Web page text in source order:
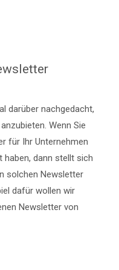
darüber nachgedacht,
Wenn Sie
für Ihr Unternehmen
dann stellt sich
solchen Newsletter
dafür wollen wir
Newsletter von